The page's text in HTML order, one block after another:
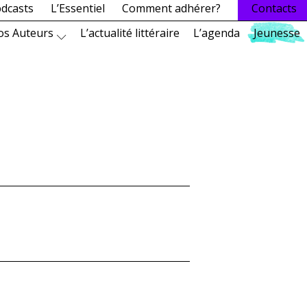
L’Essentiel Comment adhérer?
Contacts
Auteurs L’actualité littéraire L’agenda Jeunesse